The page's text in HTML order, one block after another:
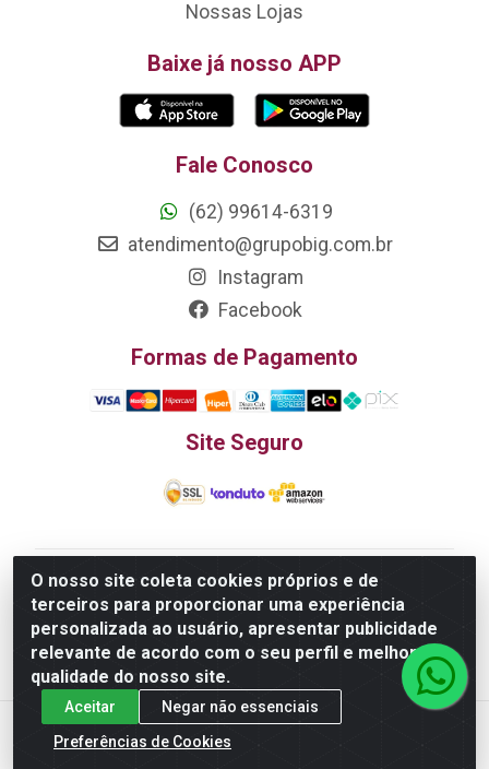
O nosso site coleta cookies próprios e de
terceiros para proporcionar uma experiência
personalizada ao usuário, apresentar publicidade
relevante de acordo com o seu perfil e melhorar a
qualidade do nosso site.
Aceitar
Negar não essenciais
Preferências de Cookies
Nossas Lojas
Baixe já nosso APP
Fale Conosco
(62) 99614-6319
atendimento@grupobig.com.br
Instagram
Facebook
Formas de Pagamento
Site Seguro
Edn Utilidades Domésticas Importação e Exportação
LTDA - R. Edmundo Pinto da Cunha, LT APM 06, N 133 -
Res. Luiza Monteiro, Trindade - GO, 75385-000 - CNPJ
20.758.851.0045/26